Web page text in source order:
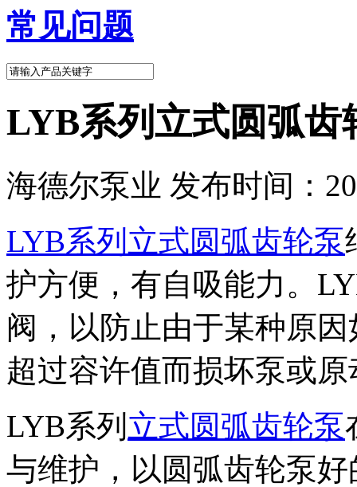
常见问题
LYB系列立式圆弧齿
海德尔泵业 发布时间：
LYB系列立式圆弧齿轮泵
护方便，有自吸能力。
阀，以防止由于某种原
超过容许值而损坏泵或原
LYB系列 立式圆弧齿轮泵
与维护，以圆弧齿轮泵好